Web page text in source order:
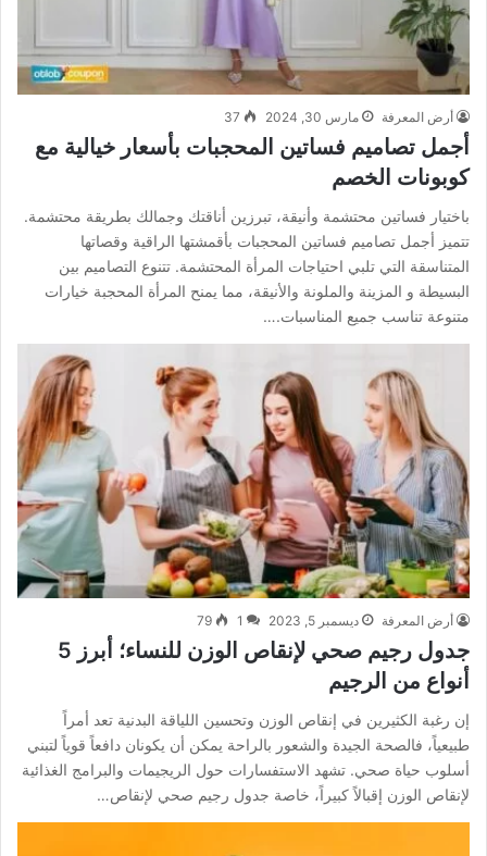
أرض المعرفة مارس 30, 2024 37
أجمل تصاميم فساتين المحجبات بأسعار خيالية مع
كوبونات الخصم
باختيار فساتين محتشمة وأنيقة، تبرزين أناقتك وجمالك بطريقة محتشمة.
تتميز أجمل تصاميم فساتين المحجبات بأقمشتها الراقية وقصاتها
المتناسقة التي تلبي احتياجات المرأة المحتشمة. تتنوع التصاميم بين
البسيطة و المزينة والملونة والأنيقة، مما يمنح المرأة المحجبة خيارات
متنوعة تناسب جميع المناسبات.…
أرض المعرفة ديسمبر 5, 2023 1
79
جدول رجيم صحي لإنقاص الوزن للنساء؛ أبرز 5
أنواع من الرجيم
إن رغبة الكثيرين في إنقاص الوزن وتحسين اللياقة البدنية تعد أمراً
طبيعياً، فالصحة الجيدة والشعور بالراحة يمكن أن يكونان دافعاً قوياً لتبني
أسلوب حياة صحي. تشهد الاستفسارات حول الريجيمات والبرامج الغذائية
لإنقاص الوزن إقبالاً كبيراً، خاصة جدول رجيم صحي لإنقاص…